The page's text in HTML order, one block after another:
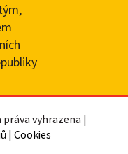
práva vyhrazena |
| Cookies